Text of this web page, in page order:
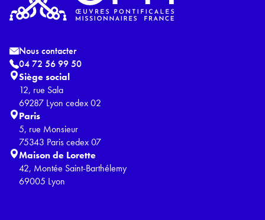
Nous contacter
04 72 56 99 50
Siège social
12, rue Sala
69287 Lyon cedex 02
Paris
5, rue Monsieur
75343 Paris cedex 07
Maison de Lorette
42, Montée Saint-Barthélemy
69005 Lyon